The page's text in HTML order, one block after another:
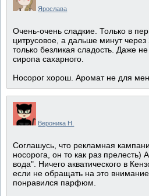
Ярослава
Очень-очень сладкие. Только в
цитрусовое, а дальше минут
только безликая сладость. Даже
сиропа сахарного.
Носорог хорош. Аромат не для
Вероника Н.
Соглашусь, что рекламная
носорога, он то как раз
вода". Ничего акватического в
если не обращать на это
понравился парфюм.